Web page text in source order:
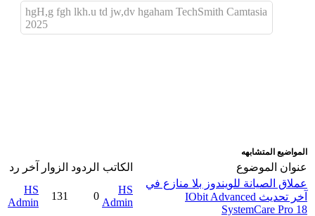
hgH,g fgh lkh.u td jw,dv hgaham TechSmith Camtasia
2025
المواضيع المتشابهه
عنوان الموضوع الكاتب الردود الزوار
آخر رد
عملاق الصيانة للويندوز بلا منازع في
آخر تحديث IObit Advanced
SystemCare Pro 18
HS
Admin
0
131
HS
Admin